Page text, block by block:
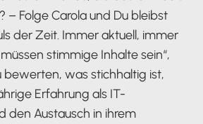
– Folge Carola und Du bleibst
der Zeit. Immer aktuell, immer
stimmige Inhalte sein“,
bewerten, was stichhaltig ist,
Erfahrung als IT-
den Austausch in ihrem